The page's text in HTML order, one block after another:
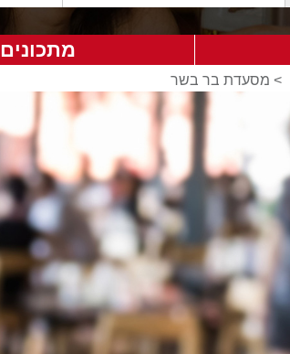
מתכונים
> מסעדת בר בשר